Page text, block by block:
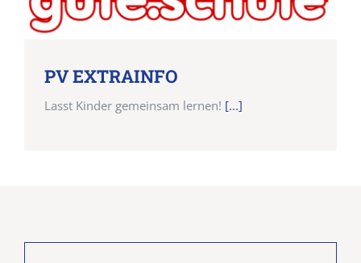
PV EXTRAINFO
Lasst Kinder gemeinsam lernen! [...]